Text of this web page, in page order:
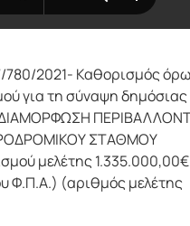
2021- Καθορισμός
για τη σύναψη δημόσιας
ΔΙΑΜΟΡΦΩΣΗ
ΣΤΑΘΜΟΥ
μελέτης 1.335.000,00€
Φ.Π.Α.) (αριθμός μελέτης